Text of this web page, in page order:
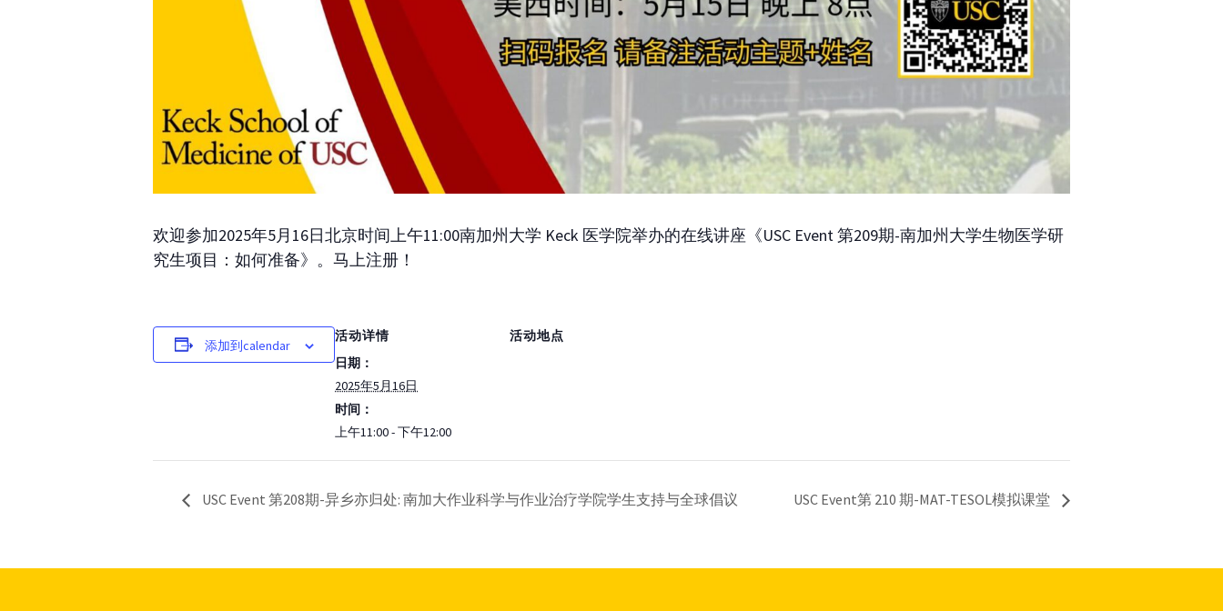
欢迎参加2025年5月16日北京时间上午11:00南加州大学 Keck 医学院举办的在线讲座《USC Event 第209期-南加州大学生物医学研
究生项目：如何准备》。马上注册！
添加到calendar
活动详情
日期：
2025年5月16日
时间：
上午11:00 - 下午12:00
活动地点
USC Event 第208期-异乡亦归处: 南加大作业科学与作业治疗学院学生支持与全球倡议 USC Event第 210 期-MAT-TESOL模拟课堂